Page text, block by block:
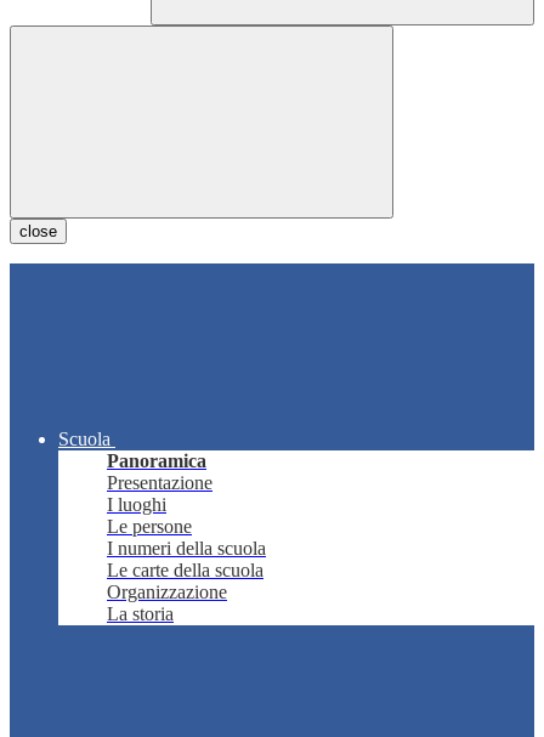
close
Scuola
Panoramica
Presentazione
I luoghi
Le persone
I numeri della scuola
Le carte della scuola
Organizzazione
La storia